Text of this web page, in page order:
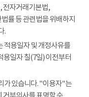
전자거래기본법,
률 등 관련법을 위배하지
.
적용일자 및 개정사유를
용일자 칠(7일) 이전부터
가 있습니다. "이용자"는